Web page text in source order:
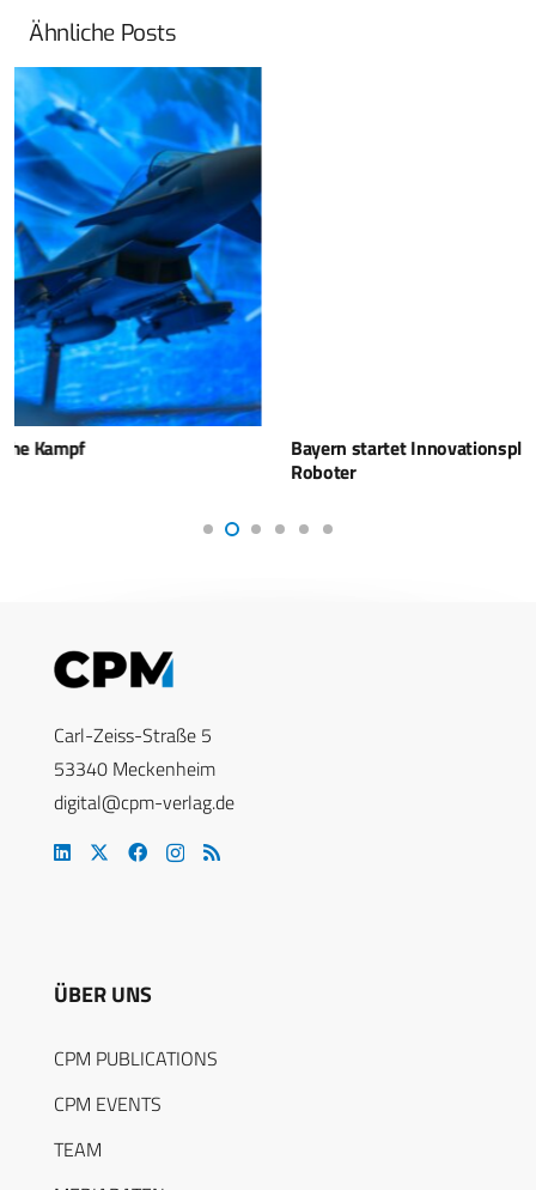
Ähnliche Posts
Bayern startet Innovationsplattform für Drohnen und
Carl-Zeiss-Straße 5
53340 Meckenheim
digital@cpm-verlag.de
ÜBER UNS
CPM PUBLICATIONS
CPM EVENTS
TEAM